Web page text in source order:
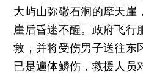
大屿山弥䃟石涧的摩天崖
崖后昏迷不醒。政府飞行
救，并将受伤男子送往东
已是遍体鳞伤，救援人员